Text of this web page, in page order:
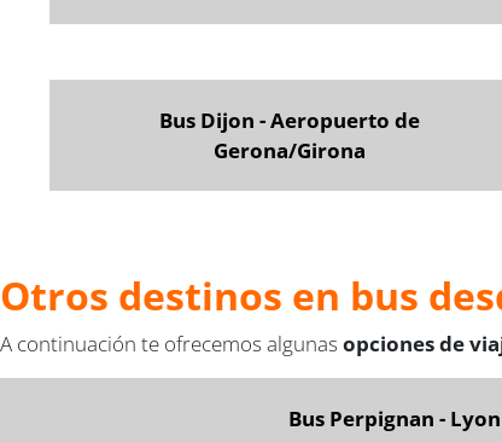
Bus Dijon - Aeropuerto de
Gerona/Girona
Otros destinos en bus
A continuación te ofrecemos algunas opciones de
Bus Perpignan - Lyon